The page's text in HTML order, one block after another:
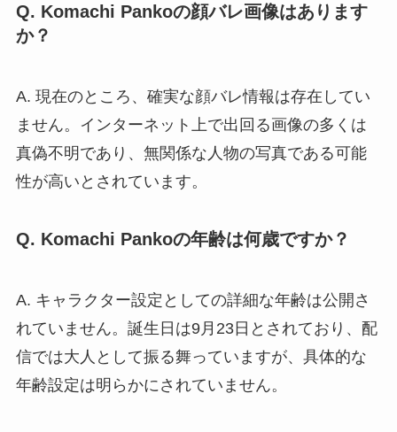
Q. Komachi Pankoの顔バレ画像はあります
か？
A. 現在のところ、確実な顔バレ情報は存在してい
ません。インターネット上で出回る画像の多くは
真偽不明であり、無関係な人物の写真である可能
性が高いとされています。
Q. Komachi Pankoの年齢は何歳ですか？
A. キャラクター設定としての詳細な年齢は公開さ
れていません。誕生日は9月23日とされており、配
信では大人として振る舞っていますが、具体的な
年齢設定は明らかにされていません。